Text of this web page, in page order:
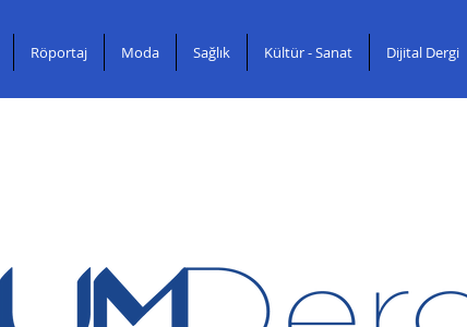
Röportaj Moda Sağlık Kültür - Sanat Dijital Dergi